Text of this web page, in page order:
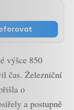
výšce 850
čas. Železniční
o
a postupně